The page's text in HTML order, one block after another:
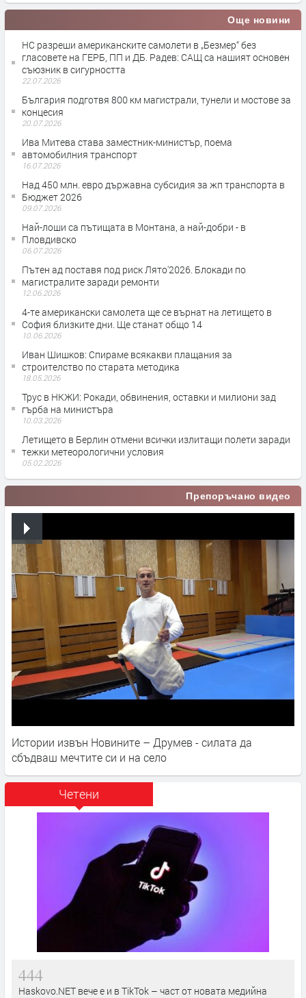
Още новини
НС разреши американските самолети в „Безмер“ без
гласовете на ГЕРБ, ПП и ДБ. Радев: САЩ са нашият основен
съюзник в сигурността
22.07.2026
България подготвя 800 км магистрали, тунели и мостове за
концесия
20.07.2026
Ива Митева става заместник-министър, поема
автомобилния транспорт
16.07.2026
Над 450 млн. евро държавна субсидия за жп транспорта в
Бюджет 2026
09.07.2026
Най-лоши са пътищата в Монтана, а най-добри - в
Пловдивско
06.07.2026
Пътен ад поставя под риск Лято'2026. Блокади по
магистралите заради ремонти
12.06.2026
4-те американски самолета ще се върнат на летището в
София близките дни. Ще станат общо 14
10.06.2026
Иван Шишков: Спираме всякакви плащания за
строителство по старата методика
18.05.2026
Трус в НКЖИ: Рокади, обвинения, оставки и милиони зад
гърба на министъра
10.03.2026
Летището в Берлин отмени всички излитащи полети заради
тежки метеорологични условия
05.02.2026
Препоръчано видео
Истории извън Новините – Друмев - силата да
сбъдваш мечтите си и на село
Четени
444
Haskovo.NET вече е и в TikTok – част от новата медийна